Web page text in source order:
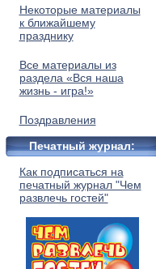
Некоторые материалы
к ближайшему
празднику
Все материалы из
раздела «Вся наша
жизнь - игра!»
Поздравления
Печатный журнал:
Как подписаться на
печатный журнал "Чем
развлечь гостей"